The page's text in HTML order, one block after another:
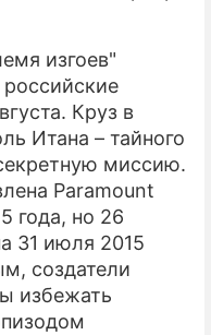
изгоев"
Круз в
Итана – тайного
миссию.
Paramount
года, но 26
31 июля 2015
создатели
избежать